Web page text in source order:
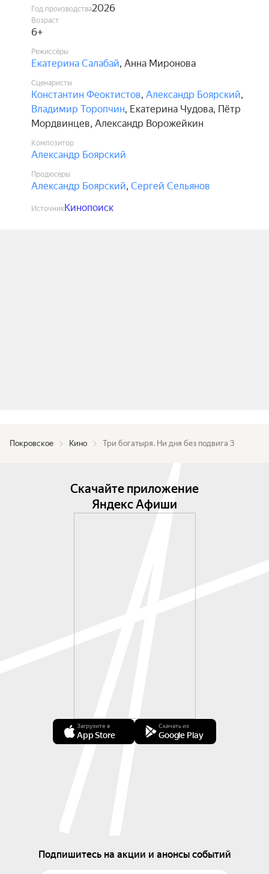
Год производства2026
Возраст
6+
Режиссёры
Екатерина Салабай, Анна Миронова
Сценаристы
Константин Феоктистов, Александр Боярский,
Владимир Торопчин, Екатерина Чудова, Пётр
Мордвинцев, Александр Ворожейкин
Композитор
Александр Боярский
Продюсеры
Александр Боярский, Сергей Сельянов
ИсточникКинопоиск
Покровское Кино Три богатыря. Ни дня без подвига 3
Скачайте приложение
Яндекс Афиши
Загрузите в
App Store
Скачать из
Google Play
Подпишитесь на акции и анонсы событий